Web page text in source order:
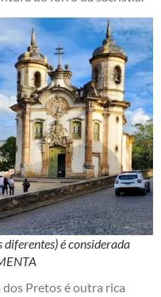
diferentes) é considerada
Pretos é outra rica